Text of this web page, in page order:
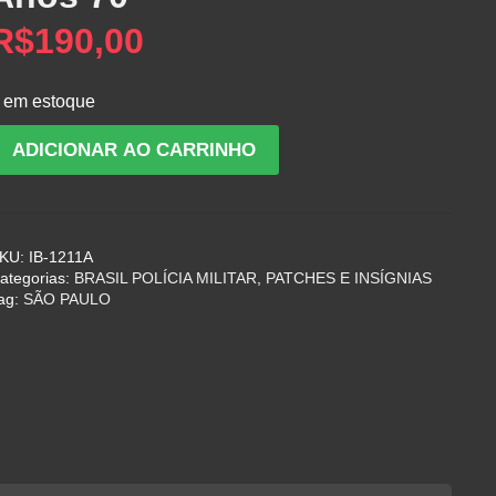
190,00
em estoque
ADICIONAR AO CARRINHO
IB-1211A
BRASIL POLÍCIA MILITAR, PATCHES E INSÍGNIAS
SÃO PAULO